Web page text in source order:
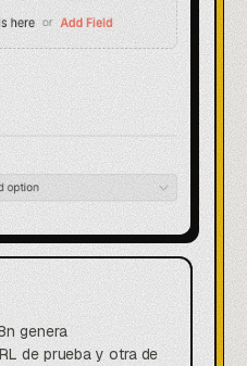
genera
de prueba y otra de